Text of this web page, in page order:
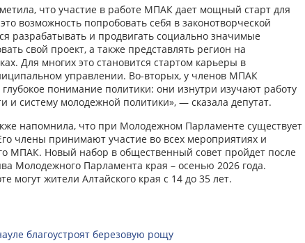
что участие в работе МПАК дает мощный старт для
возможность попробовать себя в законотворческой
разрабатывать и продвигать социально значимые
свой проект, а также представлять регион на
Для многих это становится стартом карьеры в
управлении. Во-вторых, у членов МПАК
понимание политики: они изнутри изучают работу
и систему молодежной политики», — сказала депутат.
напомнила, что при Молодежном Парламенте существует
члены принимают участие во всех мероприятиях и
МПАК. Новый набор в общественный совет пройдет после
Молодежного Парламента края – осенью 2026 года.
могут жители Алтайского края с 14 до 35 лет.
благоустроят березовую рощу